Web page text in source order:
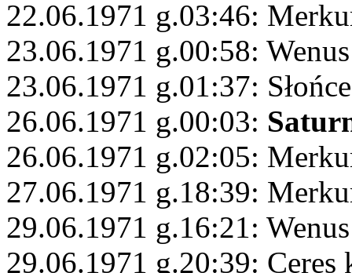
22.06.1971 g.03:46:
23.06.1971 g.00:58:
23.06.1971 g.01:37:
26.06.1971 g.00:03:
26.06.1971 g.02:05:
27.06.1971 g.18:39:
29.06.1971 g.16:21:
29.06.1971 g.20:39: Ceres